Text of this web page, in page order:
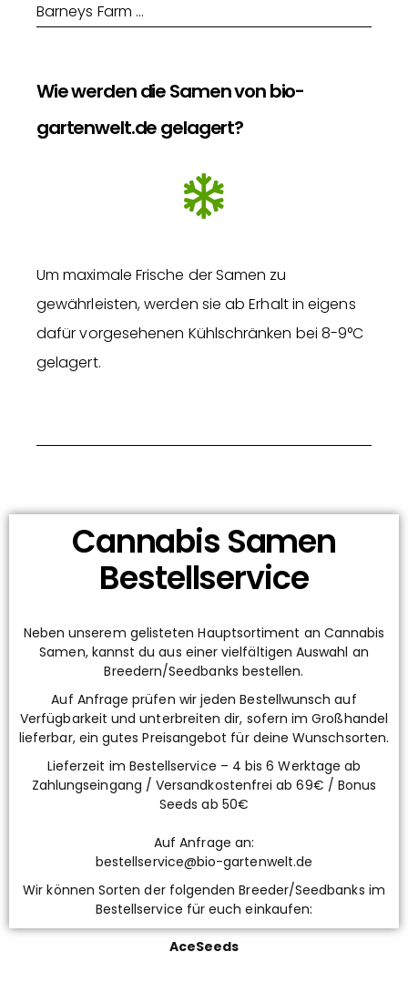
Barneys Farm …
Wie werden die Samen von bio-
gartenwelt.de gelagert?
Um maximale Frische der Samen zu
gewährleisten, werden sie ab Erhalt in eigens
dafür vorgesehenen Kühlschränken bei 8-9°C
gelagert.
Cannabis Samen
Bestellservice
Neben unserem gelisteten Hauptsortiment an Cannabis
Samen, kannst du aus einer vielfältigen Auswahl an
Breedern/Seedbanks bestellen.
Auf Anfrage prüfen wir jeden Bestellwunsch auf
Verfügbarkeit und unterbreiten dir, sofern im Großhandel
lieferbar, ein gutes Preisangebot für deine Wunschsorten.
Lieferzeit im Bestellservice – 4 bis 6 Werktage ab
Zahlungseingang / Versandkostenfrei ab 69€ / Bonus
Seeds ab 50€
Auf Anfrage an:
bestellservice@bio-gartenwelt.de
Wir können Sorten der folgenden Breeder/Seedbanks im
Bestellservice für euch einkaufen:
AceSeeds